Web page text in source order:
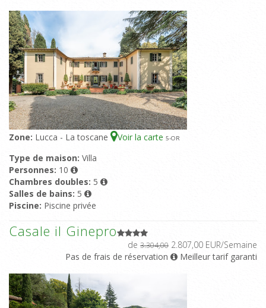
Zone: Lucca - La toscane Voir la carte 5-OR
Type de maison: Villa
Personnes: 10
Chambres doubles: 5
Salles de bains: 5
Piscine: Piscine privée
Casale il Ginepro
de 3.304,00 2.807,00 EUR/Semaine
Pas de frais de réservation
Meilleur tarif garanti